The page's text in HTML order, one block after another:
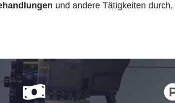
und andere Tätigkeiten